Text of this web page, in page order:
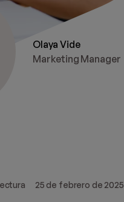
Olaya Vide
Marketing Manager
25 de febrero de 2025